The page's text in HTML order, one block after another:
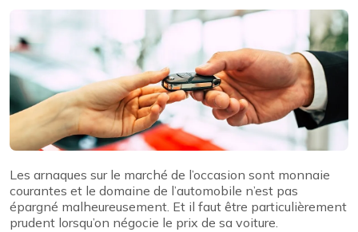
Les arnaques sur le marché de l’occasion sont monnaie
courantes et le domaine de l’automobile n’est pas
épargné malheureusement. Et il faut être particulièrement
prudent lorsqu’on négocie le prix de sa voiture.